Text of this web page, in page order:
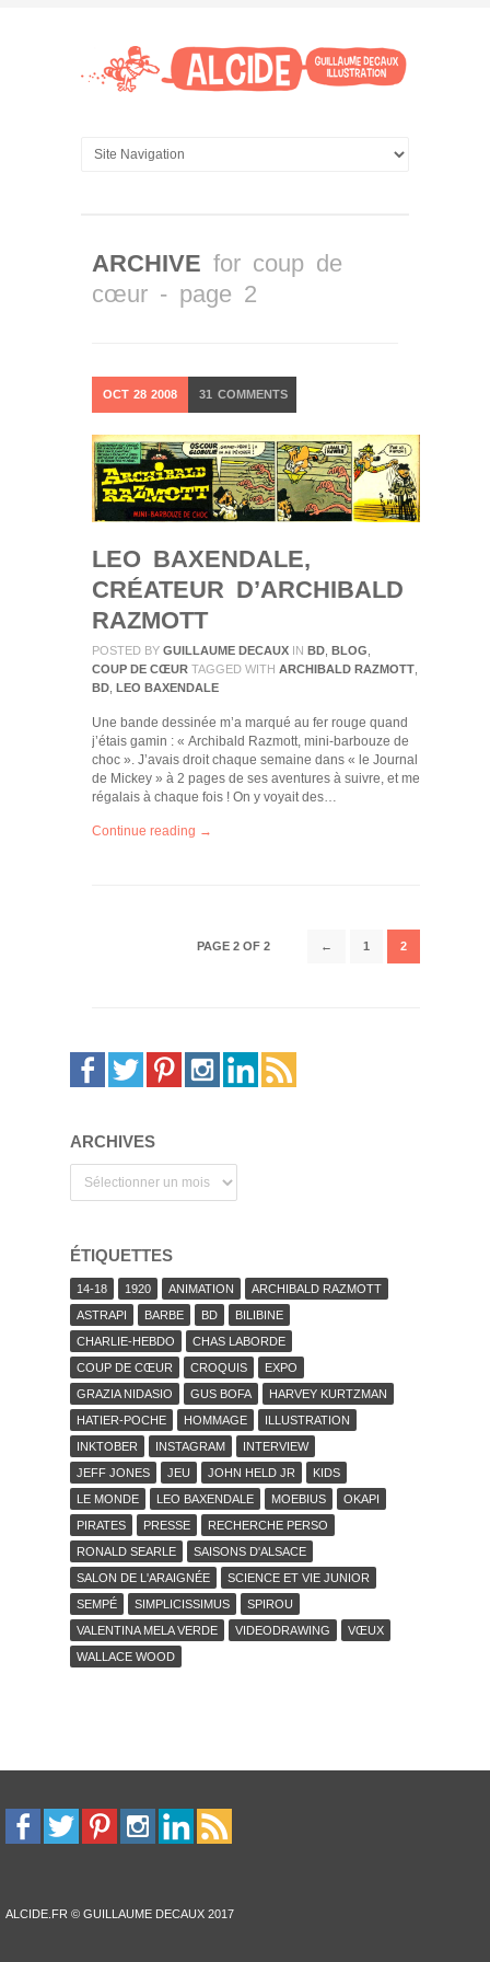
ARCHIVE for coup de
cœur - page 2
OCT 28 2008 31 COMMENTS
LEO BAXENDALE,
CRÉATEUR D’ARCHIBALD
RAZMOTT
POSTED BY GUILLAUME DECAUX IN BD BLOG
COUP DE CŒUR TAGGED WITH ARCHIBALD RAZMOTT
BD LEO BAXENDALE
Une bande dessinée m’a marqué au fer rouge quand
j’étais gamin : « Archibald Razmott, mini-barbouze de
choc ». J’avais droit chaque semaine dans « le Journal
de Mickey » à 2 pages de ses aventures à suivre, et me
régalais à chaque fois ! On y voyait des…
Continue reading →
PAGE 2 OF 2 ← 1 2
ARCHIVES
ÉTIQUETTES
14-18 1920 ANIMATION
ARCHIBALD RAZMOTT
ASTRAPI
BARBE BD
BILIBINE
CHARLIE-HEBDO
CHAS LABORDE
COUP DE CŒUR
CROQUIS
EXPO
GRAZIA NIDASIO
GUS BOFA
HARVEY KURTZMAN
HATIER-POCHE
HOMMAGE
ILLUSTRATION
INKTOBER
INSTAGRAM
INTERVIEW
JEFF JONES
JEU JOHN HELD JR
KIDS
LE MONDE
LEO BAXENDALE MOEBIUS
OKAPI
PIRATES
PRESSE
RECHERCHE PERSO
RONALD SEARLE
SAISONS D'ALSACE
SALON DE L'ARAIGNÉE
SCIENCE ET VIE JUNIOR
SEMPÉ
SIMPLICISSIMUS
SPIROU
VALENTINA MELA VERDE
VIDEODRAWING
VŒUX
WALLACE WOOD
ALCIDE.FR © GUILLAUME DECAUX 2017